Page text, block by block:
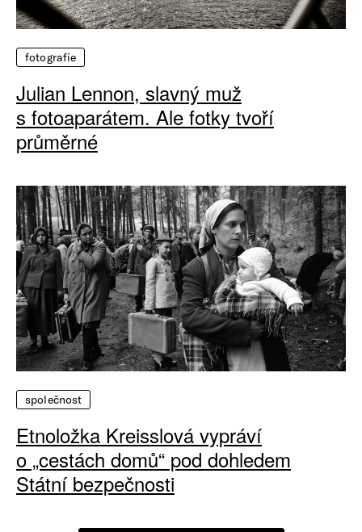
fotografie
Julian Lennon, slavný muž
s fotoaparátem. Ale fotky tvoří
průměrné
společnost
Etnoložka Kreisslová vypráví
o „cestách domů“ pod dohledem
Státní bezpečnosti